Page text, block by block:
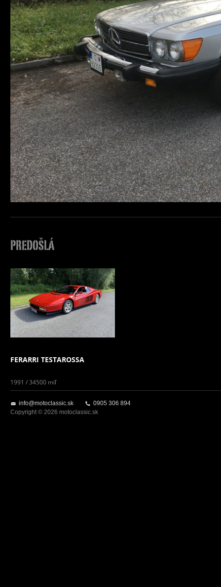
PREDOŠLÁ
FERARRI TESTAROSSA
1991 / 34500 míľ
info@motoclassic.sk
0905 306 894
Copyright © 2026 motoclassic.sk